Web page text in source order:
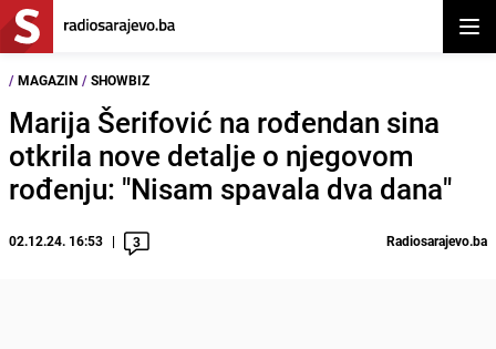
/ MAGAZIN / SHOWBIZ
Marija Šerifović na rođendan sina
otkrila nove detalje o njegovom
rođenju: "Nisam spavala dva dana"
02.12.24. 16:53 3 Radiosarajevo.ba